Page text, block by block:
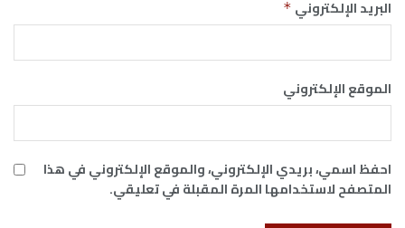
البريد الإلكتروني *
الموقع الإلكتروني
احفظ اسمي، بريدي الإلكتروني، والموقع الإلكتروني في هذا
المتصفح لاستخدامها المرة المقبلة في تعليقي.